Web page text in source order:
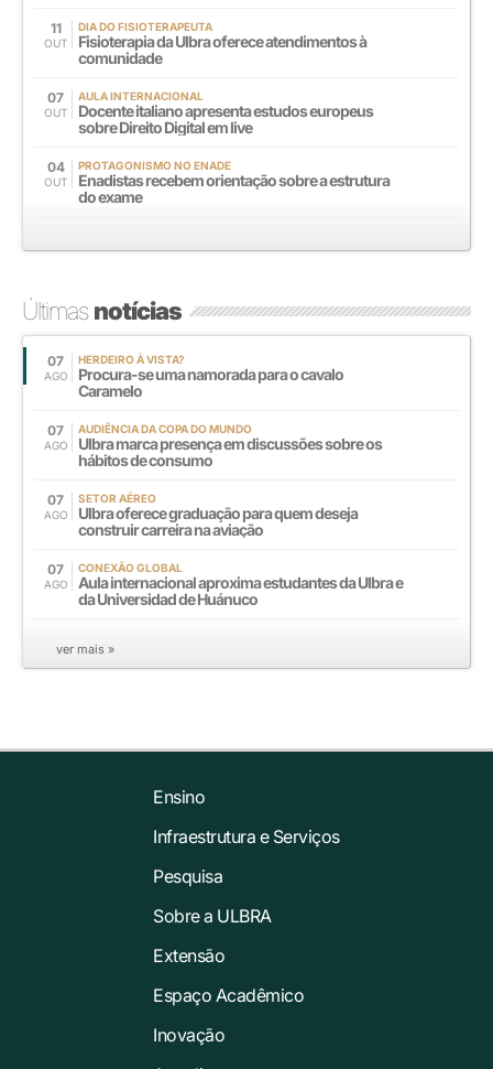
11
OUT
DIA DO FISIOTERAPEUTA
Fisioterapia da Ulbra oferece atendimentos à
comunidade
07
OUT
AULA INTERNACIONAL
Docente italiano apresenta estudos europeus
sobre Direito Digital em live
04
OUT
PROTAGONISMO NO ENADE
Enadistas recebem orientação sobre a estrutura
do exame
Últimasnotícias
07
AGO
HERDEIRO À VISTA?
Procura-se uma namorada para o cavalo
Caramelo
07
AGO
AUDIÊNCIA DA COPA DO MUNDO
Ulbra marca presença em discussões sobre os
hábitos de consumo
07
AGO
SETOR AÉREO
Ulbra oferece graduação para quem deseja
construir carreira na aviação
07
AGO
CONEXÃO GLOBAL
Aula internacional aproxima estudantes da Ulbra e
da Universidad de Huánuco
ver mais »
Ensino
Infraestrutura e Serviços
Pesquisa
Sobre a ULBRA
Extensão
Espaço Acadêmico
Inovação